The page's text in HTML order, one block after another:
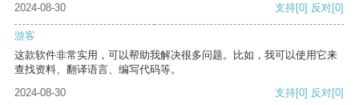
2024-08-30
支持[0] 反对[0]
游客
这款软件非常实用，可以帮助我解决很多问题。比如，我可以使用它来
查找资料、翻译语言、编写代码等。
2024-08-30
支持[0] 反对[0]